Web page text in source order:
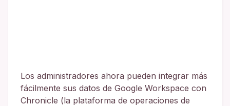
Los administradores ahora pueden integrar más
fácilmente sus datos de Google Workspace con
Chronicle (la plataforma de operaciones de